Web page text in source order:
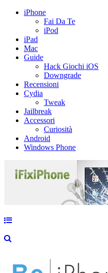
iPhone
Fai Da Te
iPod
iPad
Mac
Guide
Hack Giochi iOS
Downgrade
Recensioni
Cydia
Tweak
Jailbreak
Accessori
Curiosità
Android
Windows Phone